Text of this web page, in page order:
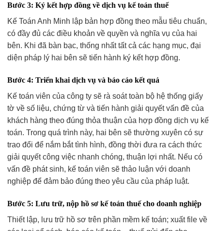
Bước 3: Ký kết hợp đồng về dịch vụ kế toán thuế
Kế Toán Anh Minh lập bản hợp đồng theo mẫu tiêu chuẩn,
có đầy đủ các điều khoản về quyền và nghĩa vụ của hai
bên. Khi đã bàn bạc, thống nhất tất cả các hạng mục, đại
diện pháp lý hai bên sẽ tiến hành ký kết hợp đồng.
Bước 4: Triển khai dịch vụ và báo cáo kết quả
Kế toán viên của công ty sẽ rà soát toàn bộ hệ thống giấy
tờ về số liệu, chứng từ và tiến hành giải quyết vấn đề của
khách hàng theo đúng thỏa thuận của hợp đồng dịch vụ kế
toán. Trong quá trình này, hai bên sẽ thường xuyên có sự
trao đổi để nắm bắt tình hình, đồng thời đưa ra cách thức
giải quyết công việc nhanh chóng, thuận lợi nhất. Nếu có
vấn đề phát sinh, kế toán viên sẽ thảo luận với doanh
nghiệp để đảm bảo đúng theo yêu cầu của pháp luật.
Bước 5: Lưu trữ, nộp hồ sơ kế toán thuế cho doanh nghiệp
Thiết lập, lưu trữ hồ sơ trên phần mềm kế toán; xuất file về